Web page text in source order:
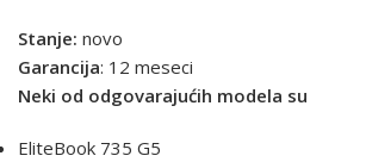
Stanje: novo
Garancija: 12 meseci
Neki od odgovarajućih modela su
EliteBook 735 G5